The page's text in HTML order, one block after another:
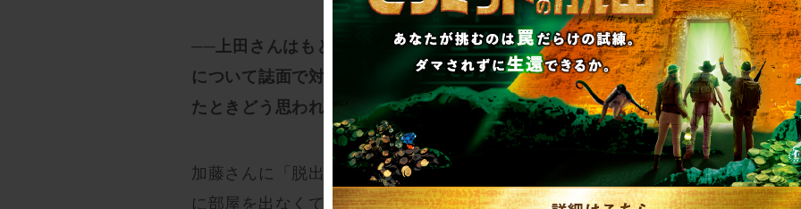
──上田さんはもともとWebの脱出ゲームがお好きで、加藤とも脱出ゲーム
について誌面で対談されていますが、最初にリアル脱出ゲームについて聞い
たときどう思われましたか？
加藤さんに「脱出って本当に部屋から出るんですか？」って聞いたら、実際
に部屋を出なくても「脱出できた！」って、みんながワーッとなるっておっ